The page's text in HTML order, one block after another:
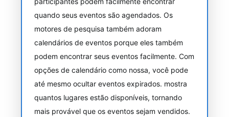
quando seus eventos são agendados. Os
motores de pesquisa também adoram
calendários de eventos porque eles também
podem encontrar seus eventos facilmente. Com
opções de calendário como nossa, você pode
até mesmo ocultar eventos expirados. mostra
quantos lugares estão disponíveis, tornando
mais provável que os eventos sejam vendidos.